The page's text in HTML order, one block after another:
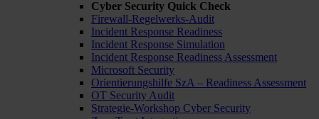
Cyber Security Quick Check
Firewall-Regelwerks-Audit
Incident Response Readiness
Incident Response Simulation
Incident Response Readiness Assessment
Microsoft Security
Orientierungshilfe SzA – Readiness Assessment
OT Security Audit
Strategie-Workshop Cyber Security